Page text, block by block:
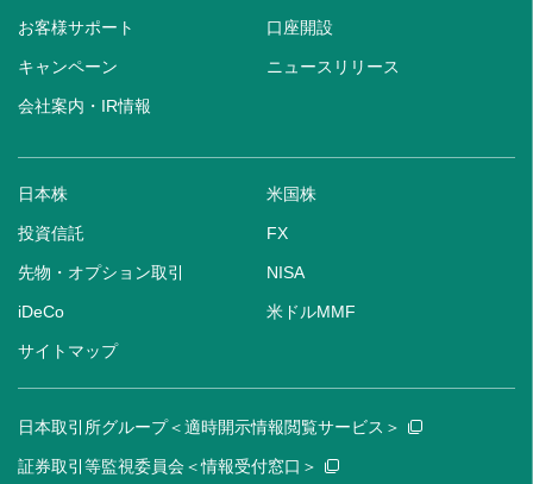
お客様サポート 口座開設
キャンペーン ニュースリリース
会社案内・IR情報
日本株 米国株
投資信託 FX
先物・オプション取引 NISA
iDeCo 米ドルMMF
サイトマップ
日本取引所グループ＜適時開示情報閲覧サービス＞
証券取引等監視委員会＜情報受付窓口＞